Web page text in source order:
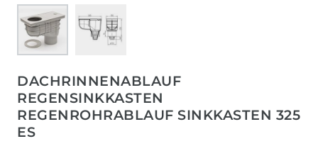
DACHRINNENABLAUF
REGENSINKKASTEN
REGENROHRABLAUF SINKKASTEN 325
ES